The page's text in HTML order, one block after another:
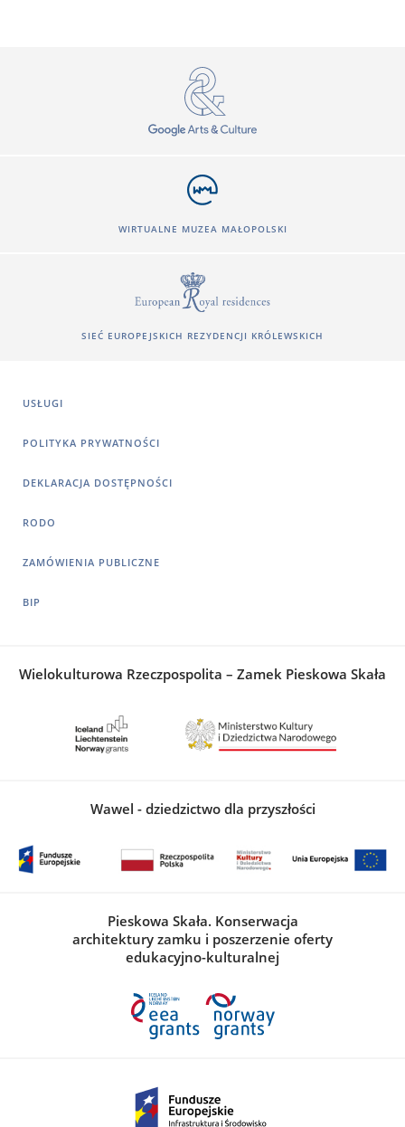
WIRTUALNE MUZEA MAŁOPOLSKI
SIEĆ EUROPEJSKICH REZYDENCJI KRÓLEWSKICH
USŁUGI
POLITYKA PRYWATNOŚCI
DEKLARACJA DOSTĘPNOŚCI
RODO
ZAMÓWIENIA PUBLICZNE
BIP
Wielokulturowa Rzeczpospolita – Zamek Pieskowa Skała
Wawel - dziedzictwo dla przyszłości
Pieskowa Skała. Konserwacja
architektury zamku i poszerzenie oferty
edukacyjno-kulturalnej